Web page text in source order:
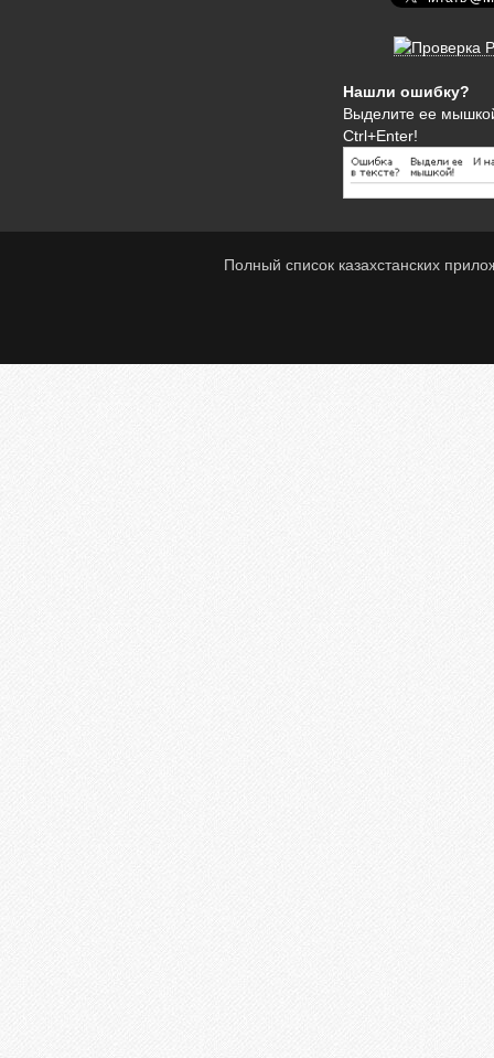
Нашли ошибку?
Выделите ее
Ctrl+Enter!
Полный список казахстанских